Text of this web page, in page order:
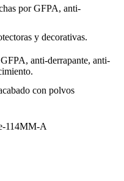
por GFPA, anti-
y decorativas.
anti-derrapante, anti-
con polvos